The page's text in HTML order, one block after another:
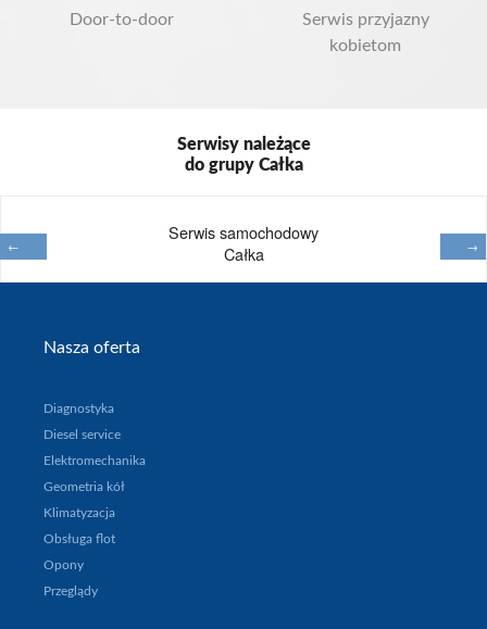
Door-to-door
Serwis przyjazny
kobietom
Serwisy należące
do grupy Całka
Serwis samochodowy
Całka
← →
Na
Oferta
Auto
zastępcze
Floty
Referencje
Promocje
Praca
Nasza oferta
Diagnostyka
Diesel service
Elektromechanika
Geometria kół
Klimatyzacja
Obsługa flot
Opony
Przeglądy